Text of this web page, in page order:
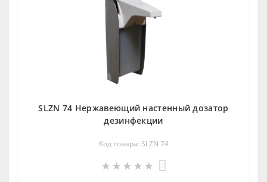
SLZN 74 Нержавеющий настенный дозатор
дезинфекции
Код товара: SLZN 74